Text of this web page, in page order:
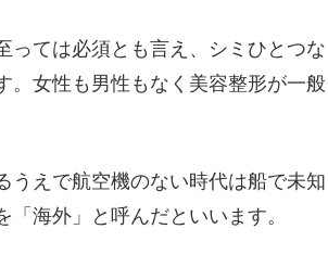
っては必須とも言え、シミひとつな
。女性も男性もなく美容整形が一般
うえで航空機のない時代は船で未知
海外」と呼んだといいます。